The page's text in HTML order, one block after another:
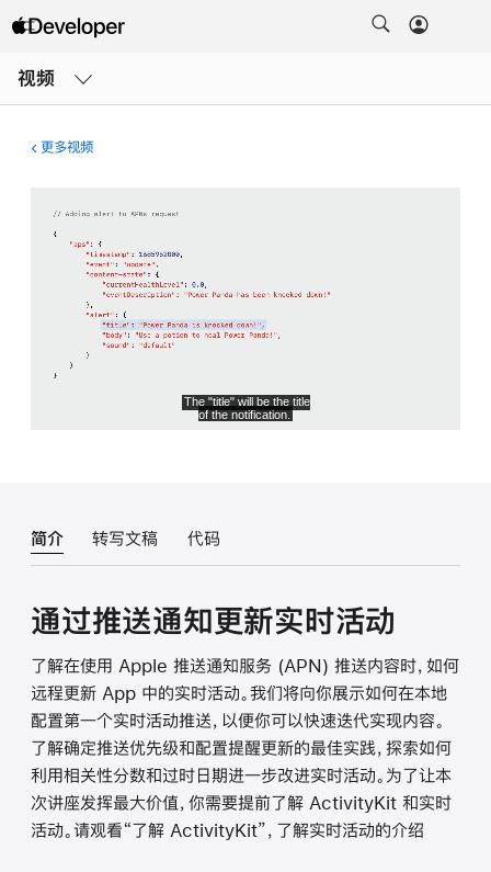
视频
单
更多视频
简介 转写文稿 代码
通过推送通知更新实时活动
了解在使用 Apple 推送通知服务 (APN) 推送内容时，如何
远程更新 App 中的实时活动。我们将向你展示如何在本地
配置第一个实时活动推送，以便你可以快速迭代实现内容。
了解确定推送优先级和配置提醒更新的最佳实践，探索如何
利用相关性分数和过时日期进一步改进实时活动。为了让本
次讲座发挥最大价值，你需要提前了解 ActivityKit 和实时
活动。请观看“了解 ActivityKit”，了解实时活动的介绍